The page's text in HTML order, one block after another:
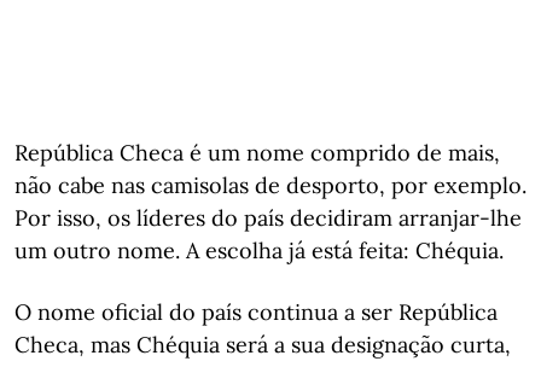
República Checa é um nome comprido de mais,
não cabe nas camisolas de desporto, por exemplo.
Por isso, os líderes do país decidiram arranjar-lhe
um outro nome. A escolha já está feita: Chéquia.
O nome oficial do país continua a ser República
Checa, mas Chéquia será a sua designação curta,